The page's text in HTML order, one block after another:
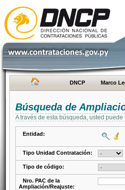
DNCP Marco
Búsqueda de
A través de esta búsqueda, usted
Entidad:
Tipo Unidad Contratación:
Tipo de código:
Nro. PAC de la
Ampliación/Reajuste: